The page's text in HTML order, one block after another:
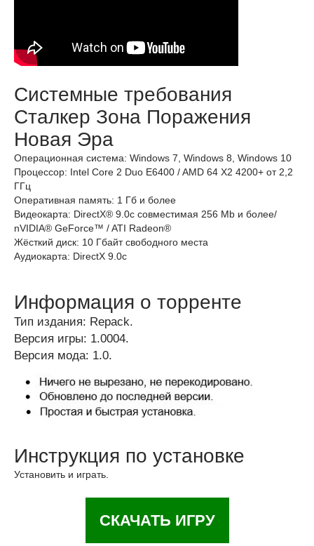
Системные требования
Сталкер Зона Поражения
Новая Эра
Операционная система: Windows 7, Windows 8, Windows 10
Процессор: Intel Core 2 Duo E6400 / AMD 64 X2 4200+ от 2,2
ГГц
Оперативная память: 1 Гб и более
Видеокарта: DirectX® 9.0c совместимая 256 Mb и более/
nVIDIA® GeForce™ / ATI Radeon®
Жёсткий диск: 10 Гбайт свободного места
Аудиокарта: DirectX 9.0с
Информация о торренте
Тип издания: Repack.
Версия игры: 1.0004.
Версия мода: 1.0.
Инструкция по установке
Установить и играть.
СКАЧАТЬ ИГРУ